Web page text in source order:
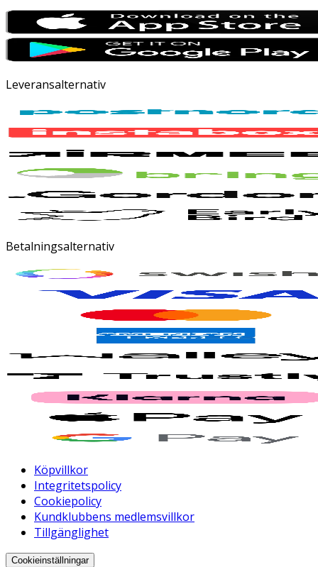
Leveransalternativ
Betalningsalternativ
Köpvillkor
Integritetspolicy
Cookiepolicy
Kundklubbens medlemsvillkor
Tillgänglighet
Cookieinställningar